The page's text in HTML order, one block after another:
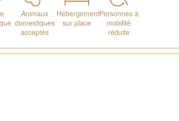
Animaux
domestiques
acceptés
Hébergement
sur place
Personnes à
mobilité
réduite